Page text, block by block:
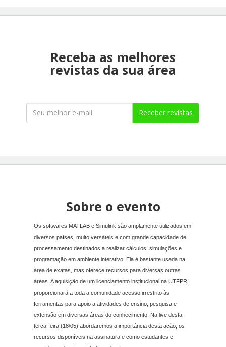
Receba as melhores
revistas da sua área
Receber revistas
Sobre o evento
Os softwares MATLAB e Simulink são amplamente utilizados em
diversos países, muito versáteis e com grande capacidade de
processamento destinados a realizar cálculos, simulações e
programação em ambiente interativo. Ela é bastante usada na
área de exatas, mas oferece recursos para diversas outras
áreas. A aquisição de um licenciamento institucional na UTFPR
proporcionará a toda a comunidade acesso irrestrito às
ferramentas para apoio a atividades de ensino, pesquisa e
extensão em diversas áreas do conhecimento. Na live desta
terça-feira (18/05) abordaremos a importância desta ação, os
recursos disponíveis na assinatura e como estudantes e